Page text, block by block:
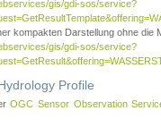
gis/gdi-sos/service?
kompakten Darstellung ohne die
gis/gdi-sos/service?
Profile
OGC Sensor Observation